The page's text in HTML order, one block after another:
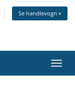
Se handlevogn »
Bytt